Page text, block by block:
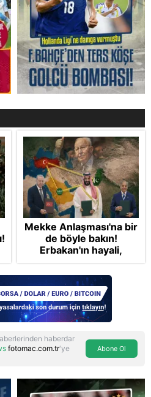
Mekke Anlaşması'na bir
de böyle bakın!
Erbakan'ın hayali,
Cumhur'un vizyonu:
İslam NATO'suna
Başkan Erdoğan mührü
haberdar
fotomac.com.tr'ye
Abone Ol